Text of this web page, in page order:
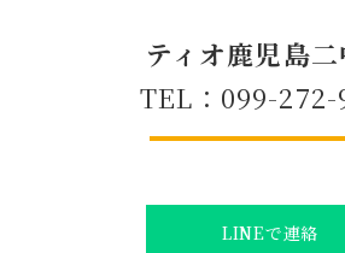
ティオ鹿児島
TEL：099-272-
LINEで連絡